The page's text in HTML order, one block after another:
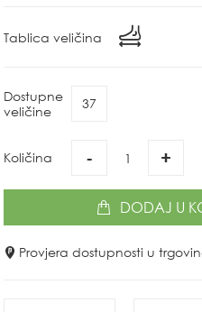
Tablica veličina
Dostupne
veličine
37
Količina - +
DODAJ U
Provjera dostupnosti u